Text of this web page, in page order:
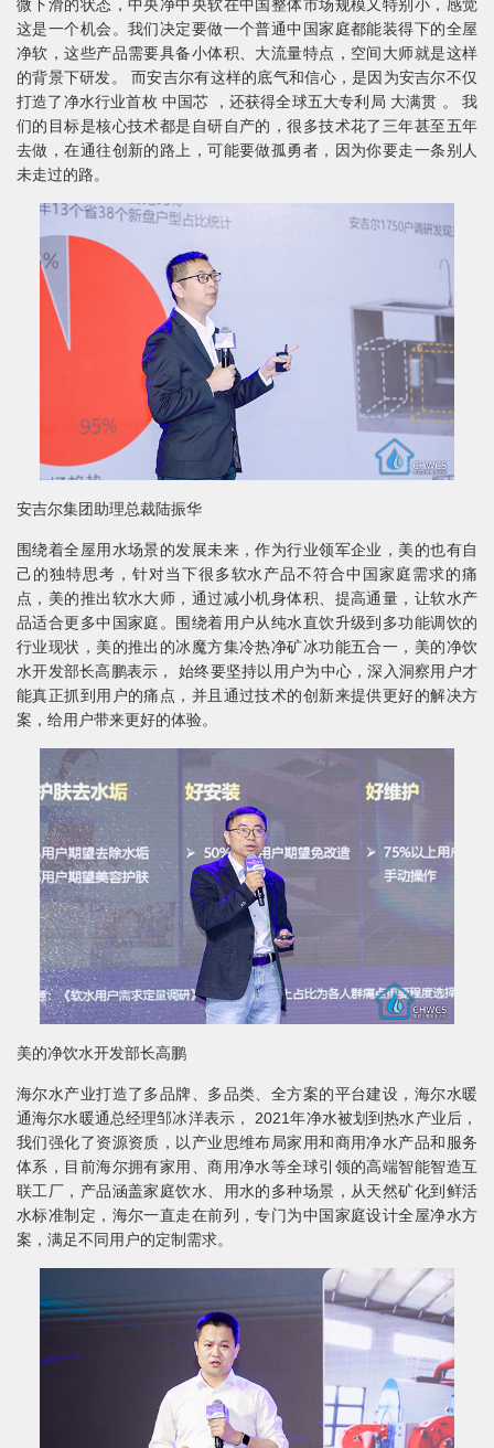
微下滑的状态，中央净中央软在中国整体市场规模又特别小，感觉
这是一个机会。我们决定要做一个普通中国家庭都能装得下的全屋
净软，这些产品需要具备小体积、大流量特点，空间大师就是这样
的背景下研发。 而安吉尔有这样的底气和信心，是因为安吉尔不仅
打造了净水行业首枚 中国芯 ，还获得全球五大专利局 大满贯 。 我
们的目标是核心技术都是自研自产的，很多技术花了三年甚至五年
去做，在通往创新的路上，可能要做孤勇者，因为你要走一条别人
未走过的路。
安吉尔集团助理总裁陆振华
围绕着全屋用水场景的发展未来，作为行业领军企业，美的也有自
己的独特思考，针对当下很多软水产品不符合中国家庭需求的痛
点，美的推出软水大师，通过减小机身体积、提高通量，让软水产
品适合更多中国家庭。围绕着用户从纯水直饮升级到多功能调饮的
行业现状，美的推出的冰魔方集冷热净矿冰功能五合一，美的净饮
水开发部长高鹏表示， 始终要坚持以用户为中心，深入洞察用户才
能真正抓到用户的痛点，并且通过技术的创新来提供更好的解决方
案，给用户带来更好的体验。
美的净饮水开发部长高鹏
海尔水产业打造了多品牌、多品类、全方案的平台建设，海尔水暖
通海尔水暖通总经理邹冰洋表示， 2021年净水被划到热水产业后，
我们强化了资源资质，以产业思维布局家用和商用净水产品和服务
体系，目前海尔拥有家用、商用净水等全球引领的高端智能智造互
联工厂，产品涵盖家庭饮水、用水的多种场景，从天然矿化到鲜活
水标准制定，海尔一直走在前列，专门为中国家庭设计全屋净水方
案，满足不同用户的定制需求。